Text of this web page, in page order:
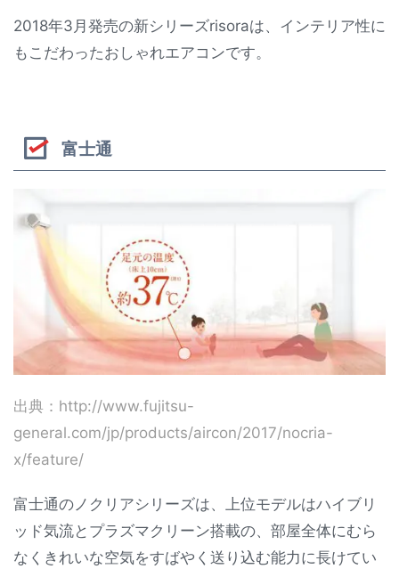
2018年3月発売の新シリーズrisoraは、インテリア性に
もこだわったおしゃれエアコンです。
富士通
出典：http://www.fujitsu-
general.com/jp/products/aircon/2017/nocria-
x/feature/
富士通のノクリアシリーズは、上位モデルはハイブリ
ッド気流とプラズマクリーン搭載の、部屋全体にむら
なくきれいな空気をすばやく送り込む能力に長けてい